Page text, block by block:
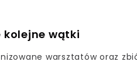
kolejne wątki
warsztatów oraz